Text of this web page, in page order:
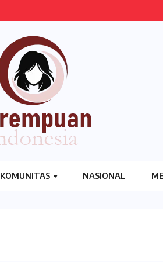
KOMUNITAS NASIONAL